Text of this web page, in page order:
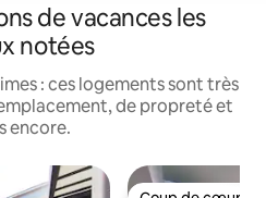
de vacances les
notées
: ces logements sont très
de propreté et
encore.